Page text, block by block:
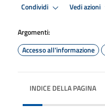
Condividi Vedi azioni
Argomenti:
Accesso all'informazione
INDICE DELLA PAGINA